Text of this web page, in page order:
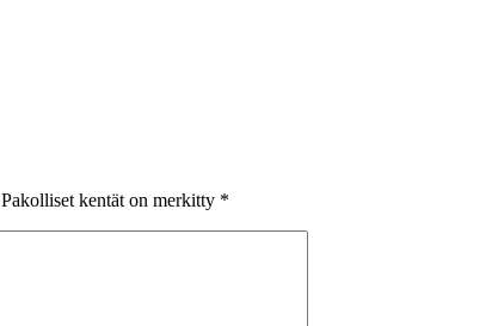
Pakolliset kentät on merkitty *